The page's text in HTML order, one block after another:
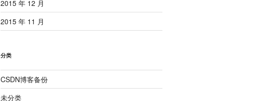
2015 年 12 月
2015 年 11 月
分类
CSDN博客备份
未分类